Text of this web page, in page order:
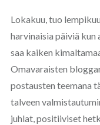
Lokakuu, tuo
harvinaisia päiviä kun
saa kaiken
Omavaraisten
postausten teemana
talveen
juhlat, positiiviset